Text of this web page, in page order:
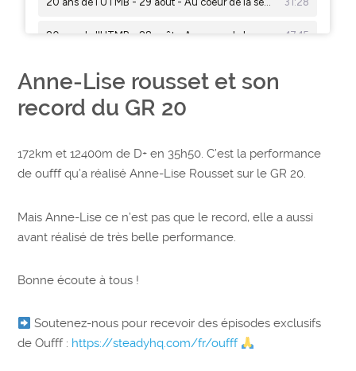
Anne-Lise rousset et son
record du GR 20
172km et 12400m de D+ en 35h50. C’est la performance
de oufff qu’a réalisé Anne-Lise Rousset sur le GR 20.
Mais Anne-Lise ce n’est pas que le record, elle a aussi
avant réalisé de très belle performance.
Bonne écoute à tous !
Soutenez-nous pour recevoir des épisodes exclusifs
de Oufff : https://steadyhq.com/fr/oufff